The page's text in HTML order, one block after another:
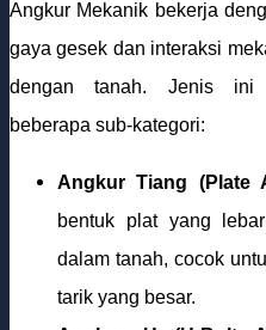
Angkur Mekanik bekerja
gaya gesek dan interaksi
dengan tanah. Jenis ini
beberapa sub-kategori:
Angkur Tiang (Plate
bentuk plat yang
dalam tanah, cocok
tarik yang besar.